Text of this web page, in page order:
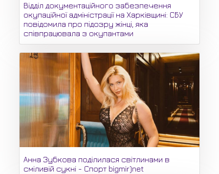
Відділ документаційного забезпечення
окупаційної адміністрації на Харківщині: СБУ
повідомила про підозру жінці, яка
співпрацювала з окупантами
Анна Зубкова поділилася світлинами в
сміливій сукні - Спорт bigmir)net